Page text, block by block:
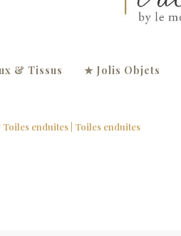
& Tissus ★ Jolis Objets
enduites | Toiles enduites